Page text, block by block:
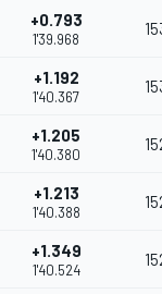
+0.793
1'39.968
+1.192
1'40.367
+1.205
1'40.380
+1.213
1'40.388
+1.349
1'40.524